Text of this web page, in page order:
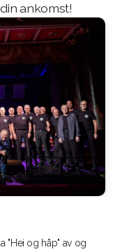
ankomst!
"Hei og håp" av og